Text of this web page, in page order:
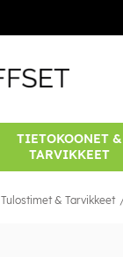
TIETOKOONET &
TARVIKKEET
Tulostimet & Tarvikkeet